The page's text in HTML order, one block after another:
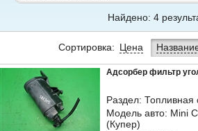
Найдено: 4
Сортировка: Цена
Адсорбер фильтр
Раздел: Топливная
Модель авто: Mini
(Купер)